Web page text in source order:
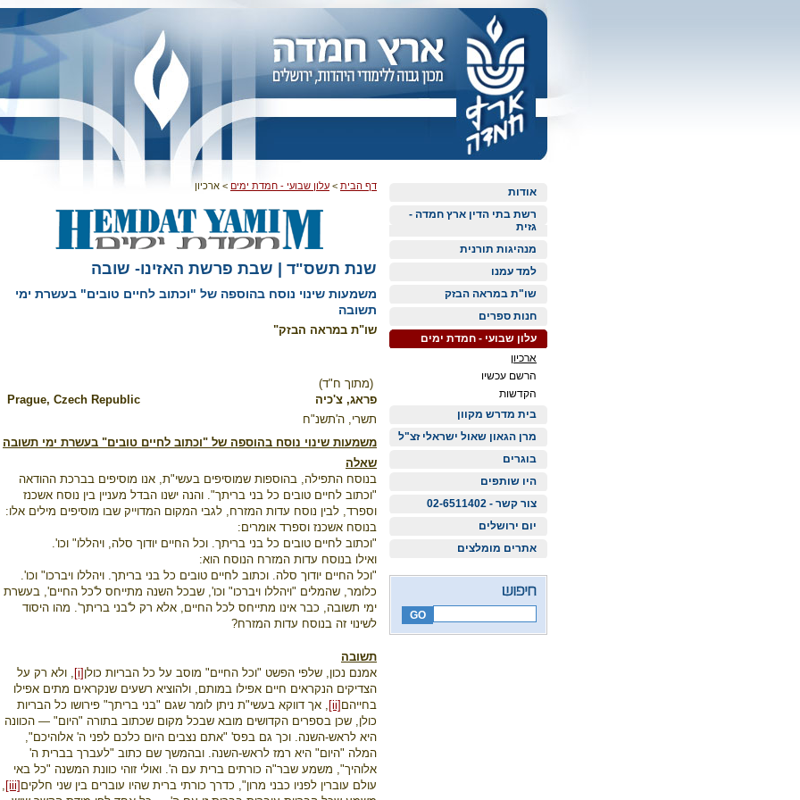
אודות
רשת בתי הדין ארץ חמדה -
גזית
מנהיגות תורנית
למד עמנו
שו"ת במראה הבזק
חנות ספרים
עלון שבועי - חמדת ימים
ארכיון
הרשם עכשיו
הקדשות
בית מדרש מקוון
מרן הגאון שאול ישראלי זצ"ל
בוגרים
היו שותפים
צור קשר - 02-6511402
יום ירושלים
אתרים מומלצים
דף הבית > עלון שבועי - חמדת ימים > ארכיון
שנת תשס"ד | שבת פרשת האזינו- שובה
משמעות שינוי נוסח בהוספה של "וכתוב לחיים טובים" בעשרת ימי
תשובה
שו"ת במראה הבזק"
(מתוך ח"ד)
פראג, צ'כיה
Prague, Czech Republic
תשרי, ה'תשנ"ח
משמעות שינוי נוסח בהוספה של "וכתוב לחיים טובים" בעשרת ימי תשובה
שאלה
בנוסח התפילה, בהוספות שמוסיפים בעשי"ת, אנו מוסיפים בברכת ההודאה
"וכתוב לחיים טובים כל בני בריתך". והנה ישנו הבדל מעניין בין נוסח אשכנז
וספרד, לבין נוסח עדות המזרח, לגבי המקום המדוייק שבו מוסיפים מילים אלו:
בנוסח אשכנז וספרד אומרים:
"וכתוב לחיים טובים כל בני בריתך. וכל החיים יודוך סלה, ויהללו" וכו'.
ואילו בנוסח עדות המזרח הנוסח הוא:
"וכל החיים יודוך סלה. וכתוב לחיים טובים כל בני בריתך. ויהללו ויברכו" וכו'.
כלומר, שהמלים "ויהללו ויברכו" וכו', שבכל השנה מתייחס ל'כל החיים', בעשרת
ימי תשובה, כבר אינו מתייחס לכל החיים, אלא רק ל'בני בריתך'. מהו היסוד
לשינוי זה בנוסח עדות המזרח?
תשובה
אמנם נכון, שלפי הפשט "וכל החיים" מוסב על כל הבריות כולן [i] , ולא רק על
הצדיקים הנקראים חיים אפילו במותם, ולהוציא רשעים שנקראים מתים אפילו
בחייהם [ii] , אך דווקא בעשי"ת ניתן לומר שגם "בני בריתך" פירושו כל הבריות
כולן, שכן בספרים הקדושים מובא שבכל מקום שכתוב בתורה "היום" — הכוונה
היא לראש-השנה. וכך גם בפס' "אתם נצבים היום כלכם לפני ה' אלוהיכם",
המלה "היום" היא רמז לראש-השנה. ובהמשך שם כתוב "לעברך בברית ה'
אלוהיך", משמע שבר"ה כורתים ברית עם ה'. ואולי זוהי כוונת המשנה "כל באי
עולם עוברין לפניו כבני מרון", כדרך כורתי ברית שהיו עוברים בין שני חלקים [iii]
,